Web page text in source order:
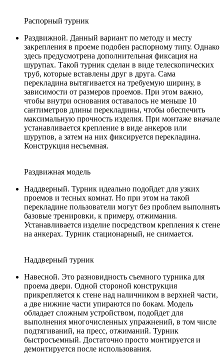
Распорный турник
Раздвижной. Данный вариант по методу и месту
закрепления в проеме подобен распорному типу. Однако
здесь предусмотрена дополнительная фиксация на
шурупах. Такой турник сделан в виде телескопических
труб, которые вставлены друг в друга. Сама
перекладина вытягивается на требуемую ширину, в
зависимости от размеров проемов. При этом важно,
чтобы внутри основания оставалось не меньше 10
сантиметров длины перекладины, чтобы обеспечить
максимальную прочность изделия. При монтаже вначале
устанавливается крепление в виде анкеров или
шурупов, а затем на них фиксируется перекладина.
Конструкция несъемная.
Раздвижная модель
Наддверный. Турник идеально подойдет для узких
проемов и тесных комнат. Но при этом на такой
перекладине пользователи могут без проблем выполнять
базовые тренировки, к примеру, отжимания.
Устанавливается изделие посредством крепления к стене
на анкерах. Турник стационарный, не снимается.
Наддверный турник
Навесной. Это разновидность съемного турника для
проема двери. Одной стороной конструкция
прикрепляется к стене над наличником в верхней части,
а две нижние части упираются по бокам. Модель
обладает сложным устройством, подойдет для
выполнения многочисленных упражнений, в том числе
подтягиваний, на пресс, отжиманий. Турник
быстросъемный. Достаточно просто монтируется и
демонтируется после использования.